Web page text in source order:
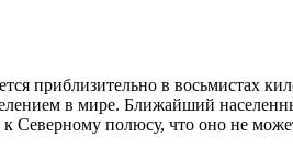
приблизительно в восьмистах
в мире. Ближайший
к Северному полюсу, что оно не